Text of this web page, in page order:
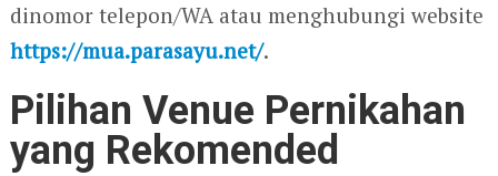
dinomor telepon/WA atau menghubungi website
https://mua.parasayu.net/.
Pilihan Venue Pernikahan
yang Rekomended